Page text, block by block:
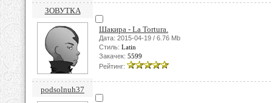
ЗОВУТКА
Шакира - La Tortura.
Дата: 2015-04-19 / 6.76 Mb
Стиль: Latin
Закачек: 5599
Рейтинг:
podsolnuh37